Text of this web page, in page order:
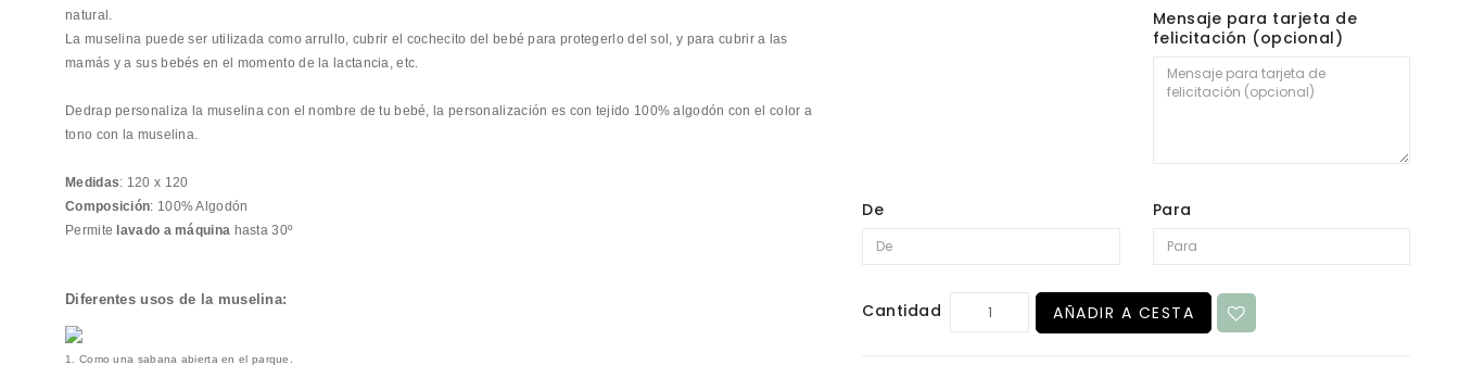
natural.
La muselina puede ser utilizada como arrullo, cubrir el cochecito del bebé para protegerlo del sol, y para cubrir a las
mamás y a sus bebés en el momento de la lactancia, etc.
Dedrap personaliza la muselina con el nombre de tu bebé, la personalización es con tejido 100% algodón con el color a
tono con la muselina.
Medidas: 120 x 120
Composición: 100% Algodón
Permite lavado a máquina hasta 30º
Diferentes usos de la muselina:
1. Como una sabana abierta en el parque.
Mensaje para tarjeta de
felicitación (opcional)
De Para
Cantidad AÑADIR A CESTA